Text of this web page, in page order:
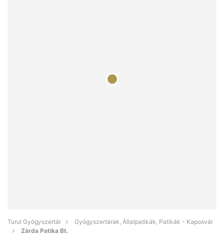
Turul Gyógyszertár
Gyógyszertárak, Állatpatikák, Patikák - Kaposvár
Zárda Patika Bt.